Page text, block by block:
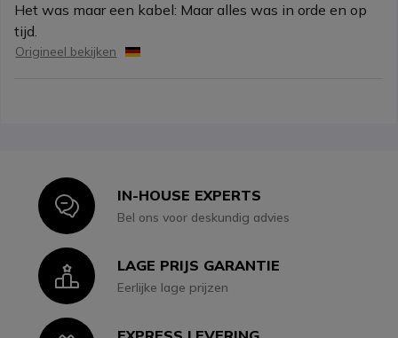
Het was maar een kabel: Maar alles was in orde en op
tijd.
Origineel bekijken
IconIN-HOUSE EXPERTS
Bel ons voor deskundig advies
IconLAGE PRIJS GARANTIE
Eerlijke lage prijzen